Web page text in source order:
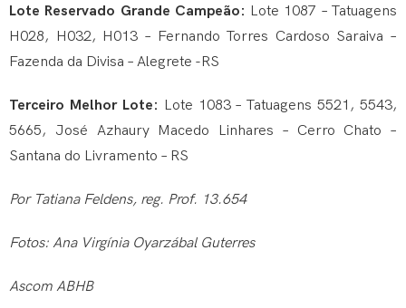
Lote Reservado Grande Campeão: Lote 1087 – Tatuagens
H028, H032, H013 – Fernando Torres Cardoso Saraiva –
Fazenda da Divisa – Alegrete -RS
Terceiro Melhor Lote: Lote 1083 – Tatuagens 5521, 5543,
5665, José Azhaury Macedo Linhares – Cerro Chato –
Santana do Livramento – RS
Por Tatiana Feldens, reg. Prof. 13.654
Fotos: Ana Virgínia Oyarzábal Guterres
Ascom ABHB